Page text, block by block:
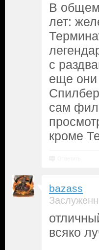
В
лет:
с
еще они
сам
кроме
bazass
всяко